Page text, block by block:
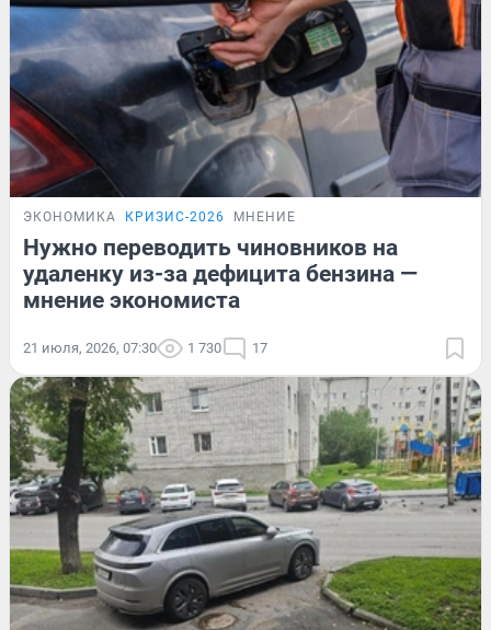
ЭКОНОМИКА КРИЗИС-2026 МНЕНИЕ
Нужно переводить чиновников на
удаленку из-за дефицита бензина —
мнение экономиста
21 июля, 2026, 07:30 1 730 17